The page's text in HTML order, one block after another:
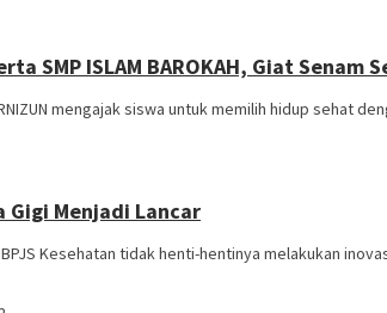
SMP ISLAM BAROKAH, Giat
mengajak siswa untuk memilih hidup sehat
Gigi Menjadi Lancar
BPJS Kesehatan tidak henti-hentinya melakukan